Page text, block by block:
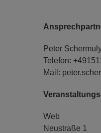
Peter
Telefon:
Mail:
Web
Neustraße 1